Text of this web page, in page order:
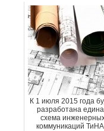
К 1 июля 2015 года
разработана
схема
коммуникаций